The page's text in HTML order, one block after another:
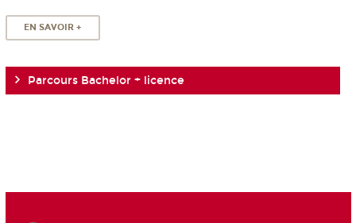
EN SAVOIR +
Parcours Bachelor + licence